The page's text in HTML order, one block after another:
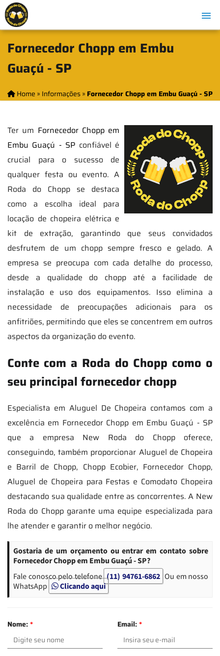
Fornecedor Chopp em Embu
Guaçú - SP
Home » Informações» Fornecedor Chopp em Embu Guaçú - SP
Ter um Fornecedor Chopp em
Embu Guaçú - SP confiável é
crucial para o sucesso de
qualquer festa ou evento. A
Roda do Chopp se destaca
como a escolha ideal para
locação de chopeira elétrica e
kit de extração, garantindo que seus convidados
desfrutem de um chopp sempre fresco e gelado. A
empresa se preocupa com cada detalhe do processo,
desde a qualidade do chopp até a facilidade de
instalação e uso dos equipamentos. Isso elimina a
necessidade de preocupações adicionais para os
anfitriões, permitindo que eles se concentrem em outros
aspectos da organização do evento.
Conte com a Roda do Chopp como o
seu principal fornecedor chopp
Especialista em Aluguel De Chopeira contamos com a
excelência em Fornecedor Chopp em Embu Guaçú - SP
que a empresa New Roda do Chopp oferece,
conseguindo, também proporcionar Aluguel de Chopeira
e Barril de Chopp, Chopp Ecobier, Fornecedor Chopp,
Aluguel de Chopeira para Festas e Comodato Chopeira
destacando sua qualidade entre as concorrentes. A New
Roda do Chopp garante uma equipe especializada para
lhe atender e garantir o melhor negócio.
Gostaria de um orçamento ou entrar em contato sobre
Fornecedor Chopp em Embu Guaçú - SP?
Fale conosco pelo telefone (11) 94761-6862 Ou em nosso
WhatsApp
Clicando aqui
Nome:* Email:*